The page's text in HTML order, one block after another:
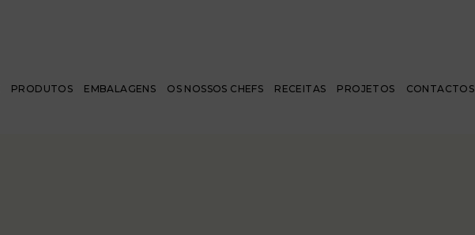
PRODUTOS EMBALAGENS OS NOSSOS CHEFS RECEITAS PROJETOS CONTACTOS